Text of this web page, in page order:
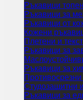
Ръкавици
Ръкавици за
Ръкавици от
Кожени
Плетени и
Ръкавици за
Ръкавици за
Студозащитни
Ръкавици за